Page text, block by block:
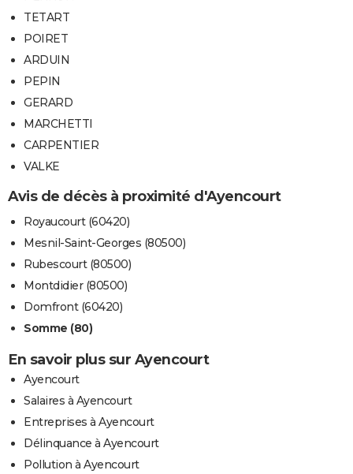
TETART
POIRET
ARDUIN
PEPIN
GERARD
MARCHETTI
CARPENTIER
VALKE
Avis de décès à proximité d'Ayencourt
Royaucourt (60420)
Mesnil-Saint-Georges (80500)
Rubescourt (80500)
Montdidier (80500)
Domfront (60420)
Somme (80)
En savoir plus sur Ayencourt
Ayencourt
Salaires à Ayencourt
Entreprises à Ayencourt
Délinquance à Ayencourt
Pollution à Ayencourt